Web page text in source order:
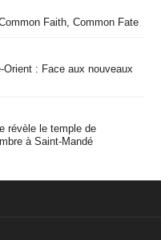
Faith, Common Fate
: Face aux nouveaux
révèle le temple de
à Saint-Mandé